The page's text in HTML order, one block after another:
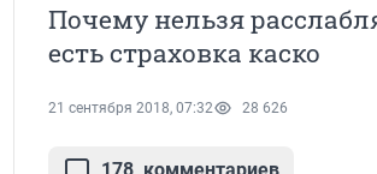
Почему нельзя
есть страховка каско
21 сентября 2018, 07:32 28 626